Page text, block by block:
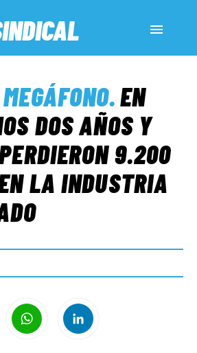
.EN
DOS AÑOS Y
9.200
LA INDUSTRIA